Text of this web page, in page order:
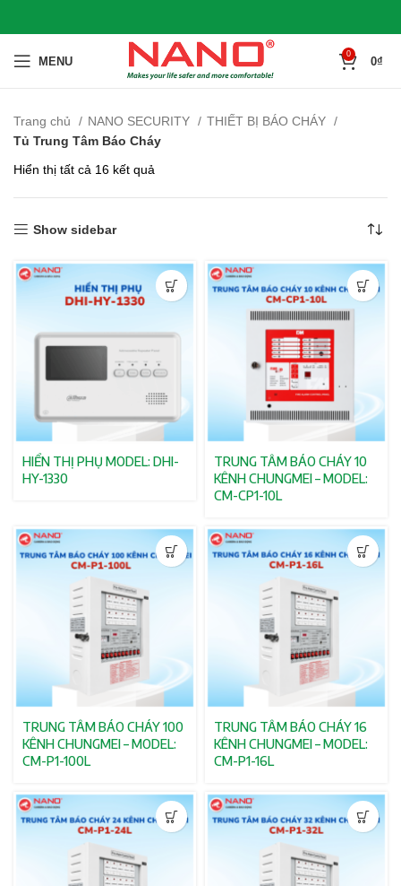
MENU
0
0₫
tại
Trang chủ NANO SECURITY
THIẾT BỊ BÁO CHÁY
Tủ Trung Tâm Báo Cháy
Hiển thị tất cả 16 kết quả
Show sidebar
HIỂN THỊ PHỤ MODEL: DHI-
HY-1330
TRUNG TÂM BÁO CHÁY 10
KÊNH CHUNGMEI – MODEL:
CM-CP1-10L
TRUNG TÂM BÁO CHÁY 100
KÊNH CHUNGMEI – MODEL:
CM-P1-100L
TRUNG TÂM BÁO CHÁY 16
KÊNH CHUNGMEI – MODEL:
CM-P1-16L